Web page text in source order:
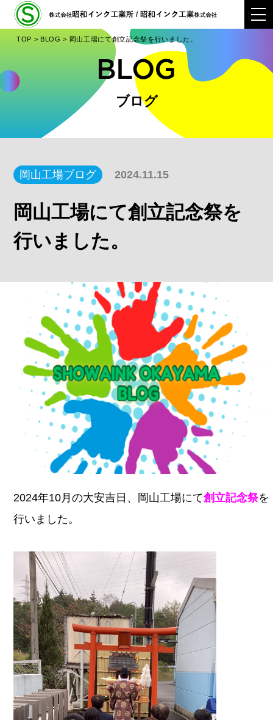
TOP > BLOG > 岡山工場にて創立記念祭を行いました。
ブログ
岡山工場ブログ 2024.11.15
岡山工場にて創立記念祭を
行いました。
2024年10月の大安吉日、岡山工場にて創立記念祭を
行いました。